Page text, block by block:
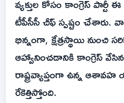
వ్యక్తుల కోసం కాంగ్రెస్ పార్టీ
టీపీసీసీ చీఫ్ స్పష్టం
భిన్నంగా, క్షేత్రస్థాయి నుంచి
ఆహ్వానించడానికి కాంగ్రెస్ వేసిన
రాష్ట్రవ్యాప్తంగా ఉన్న ఆశావహ
రేకెత్తిస్తోంది.